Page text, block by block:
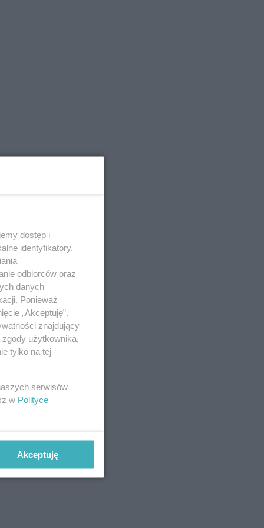
dostęp i
identyfikatory,
odbiorców oraz
danych
Ponieważ
„Akceptuję”.
znajdujący
użytkownika,
tylko na tej
serwisów
w Polityce
Akceptuję